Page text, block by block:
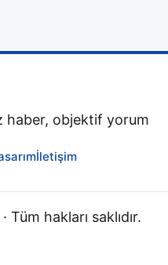
haber, objektif yorum
İletişim
· Tüm hakları saklıdır.